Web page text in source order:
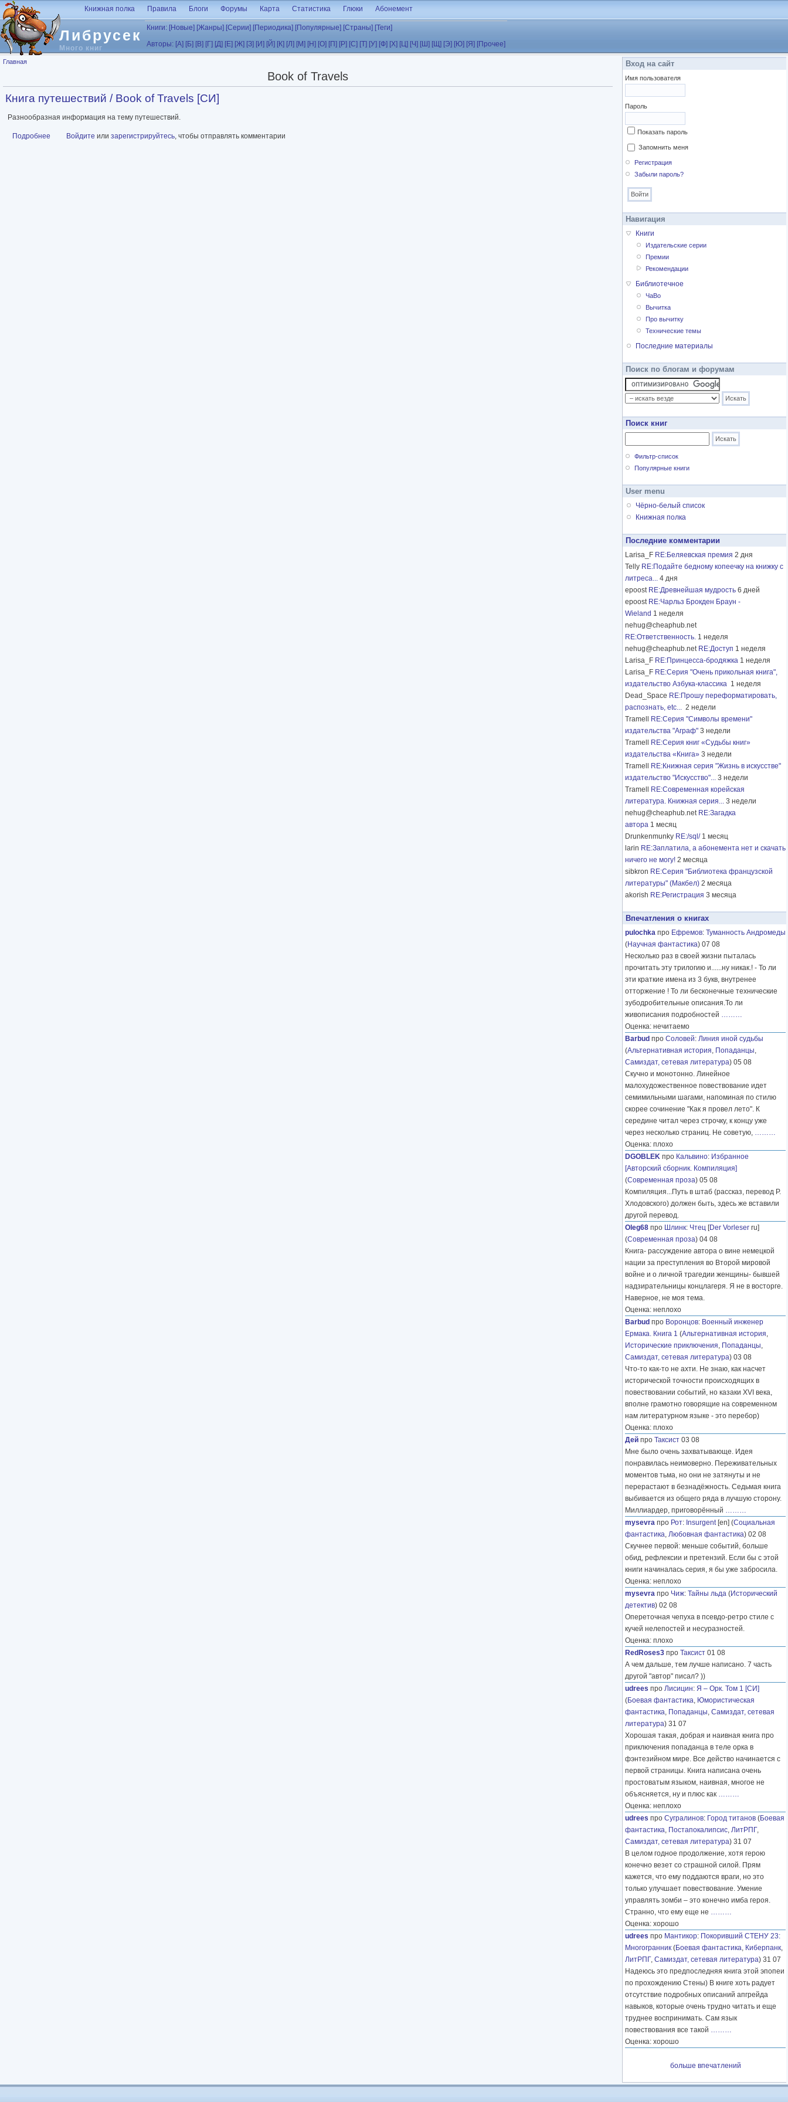
Перейти к основному содержанию
Либрусек
Много книг
Книжная полка Правила Блоги Форумы Карта Статистика Глюки Абонемент
Книги: [Новые] [Жанры] [Серии] [Периодика] [Популярные] [Страны] [Теги]
Авторы: [А] [Б] [В] [Г] [Д] [Е] [Ж] [З] [И] [Й] [К] [Л] [М] [Н] [О] [П] [Р] [С] [Т] [У] [Ф] [Х] [Ц] [Ч] [Ш] [Щ] [Э] [Ю] [Я] [Прочее]
Вы здесь
Главная
Book of Travels
Книга путешествий / Book of Travels [СИ]
Разнообразная информация на тему путешествий.
Подробнее о Книга путешествий / Book of Travels [СИ]
Войдите или зарегистрируйтесь, чтобы отправлять комментарии
Вход на сайт
Имя пользователя
Пароль
Показать пароль
Запомнить меня
Регистрация
Забыли пароль?
Навигация
Книги
Издательские серии
Премии
Рекомендации
Библиотечное
ЧаВо
Вычитка
Про вычитку
Технические темы
Последние материалы
Поиск по блогам и форумам
Поиск книг
Фильтр-список
Популярные книги
User menu
Чёрно-белый список
Книжная полка
Последние комментарии
Larisa_F RE:Беляевская премия 2 дня
Telly RE:Подайте бедному копеечку на книжку с
литреса... 4 дня
epoost RE:Древнейшая мудрость 6 дней
epoost RE:Чарльз Брокден Браун -
Wieland 1 неделя
nehug@cheaphub.net
RE:Ответственность. 1 неделя
nehug@cheaphub.net RE:Доступ 1 неделя
Larisa_F RE:Принцесса-бродяжка 1 неделя
Larisa_F RE:Серия "Очень прикольная книга",
издательство Азбука-классика 1 неделя
Dead_Space RE:Прошу переформатировать,
распознать, etc... 2 недели
Tramell
RE:Серия "Символы времени"
издательства "Аграф" 3 недели
Tramell
RE:Серия книг «Судьбы книг»
издательства «Книга» 3 недели
Tramell
RE:Книжная серия "Жизнь в искусстве"
издательство "Искусство"... 3 недели
Tramell
RE:Современная корейская
литература. Книжная серия... 3 недели
nehug@cheaphub.net RE:Загадка
автора 1 месяц
Drunkenmunky RE:/sql/ 1 месяц
larin RE:Заплатила, а абонемента нет и скачать
ничего не могу! 2 месяца
sibkron RE:Серия "Библиотека французской
литературы" (Макбел) 2 месяца
akorish RE:Регистрация 3 месяца
Впечатления о книгах
pulochka про Ефремов: Туманность Андромеды
(Научная фантастика) 07 08
Несколько раз в своей жизни пыталась
прочитать эту трилогию и......ну никак.! - То ли
эти краткие имена из 3 букв, внутренее
отторжение ! То ли бесконечные технические
зубодробительные описания.То ли
живописания подробностей ………
Оценка: нечитаемо
Barbud про Соловей: Линия иной судьбы
(Альтернативная история, Попаданцы,
Самиздат, сетевая литература) 05 08
Скучно и монотонно. Линейное
малохудожественное повествование идет
семимильными шагами, напоминая по стилю
скорее сочинение "Как я провел лето". К
середине читал через строчку, к концу уже
через несколько страниц. Не советую, ………
Оценка: плохо
DGOBLEK про Кальвино: Избранное
[Авторский сборник. Компиляция]
(Современная проза) 05 08
Компиляция...Путь в штаб (рассказ, перевод Р.
Хлодовского) должен быть, здесь же вставили
другой перевод.
Oleg68 про Шлинк: Чтец [Der Vorleser ru]
(Современная проза) 04 08
Книга- рассуждение автора о вине немецкой
нации за преступления во Второй мировой
войне и о личной трагедии женщины- бывшей
надзирательницы концлагеря. Я не в восторге.
Наверное, не моя тема.
Оценка: неплохо
Barbud про Воронцов: Военный инженер
Ермака. Книга 1 (Альтернативная история,
Исторические приключения, Попаданцы,
Самиздат, сетевая литература) 03 08
Что-то как-то не ахти. Не знаю, как насчет
исторической точности происходящих в
повествовании событий, но казаки XVI века,
вполне грамотно говорящие на современном
нам литературном языке - это перебор)
Оценка: плохо
Дей про Таксист 03 08
Мне было очень захватывающе. Идея
понравилась неимоверно. Переживательных
моментов тьма, но они не затянуты и не
перерастают в безнадёжность. Седьмая книга
выбивается из общего ряда в лучшую сторону.
Миллиардер, приговорённый ………
mysevra про Рот: Insurgent[en] (Социальная
фантастика, Любовная фантастика) 02 08
Скучнее первой: меньше событий, больше
обид, рефлексии и претензий. Если бы с этой
книги начиналась серия, я бы уже забросила.
Оценка: неплохо
mysevra про Чиж: Тайны льда (Исторический
детектив) 02 08
Опереточная чепуха в псевдо-ретро стиле с
кучей нелепостей и несуразностей.
Оценка: плохо
RedRoses3 про Таксист 01 08
А чем дальше, тем лучше написано. 7 часть
другой "автор" писал? ))
udrees про Лисицин: Я – Орк. Том 1 [СИ]
(Боевая фантастика, Юмористическая
фантастика, Попаданцы, Самиздат, сетевая
литература) 31 07
Хорошая такая, добрая и наивная книга про
приключения попаданца в теле орка в
фэнтезийном мире. Все действо начинается с
первой страницы. Книга написана очень
простоватым языком, наивная, многое не
объясняется, ну и плюс как ………
Оценка: неплохо
udrees про Сугралинов: Город титанов (Боевая
фантастика, Постапокалипсис, ЛитРПГ,
Самиздат, сетевая литература) 31 07
В целом годное продолжение, хотя герою
конечно везет со страшной силой. Прям
кажется, что ему поддаются враги, но это
только улучшает повествование. Умение
управлять зомби – это конечно имба героя.
Странно, что ему еще не ………
Оценка: хорошо
udrees про Мантикор: Покоривший СТЕНУ 23:
Многогранник (Боевая фантастика, Киберпанк,
ЛитРПГ, Самиздат, сетевая литература) 31 07
Надеюсь это предпоследняя книга этой эпопеи
по прохождению Стены) В книге хоть радует
отсутствие подробных описаний апгрейда
навыков, которые очень трудно читать и еще
труднее воспринимать. Сам язык
повествования все такой ………
Оценка: хорошо
больше впечатлений